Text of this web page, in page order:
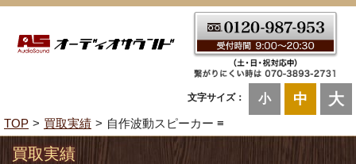
文字サイズ： 小 中 大
TOP 買取実績 自作波動スピーカー ≡
買取実績